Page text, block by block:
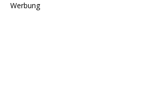
Werbung